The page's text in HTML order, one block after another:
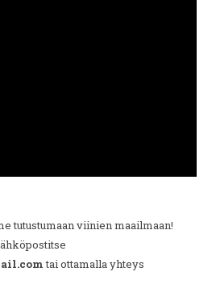
tutustumaan viinien maailmaan!
tai ottamalla yhteys